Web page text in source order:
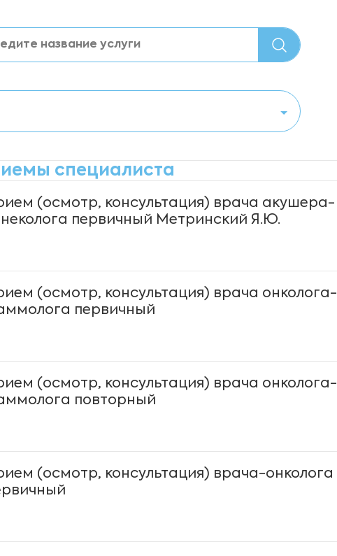
специалиста
(осмотр, консультация) врача акушера-
первичный Метринский Я.Ю.
(осмотр, консультация) врача онколога-
первичный
(осмотр, консультация) врача онколога-
повторный
(осмотр, консультация) врача-онколога